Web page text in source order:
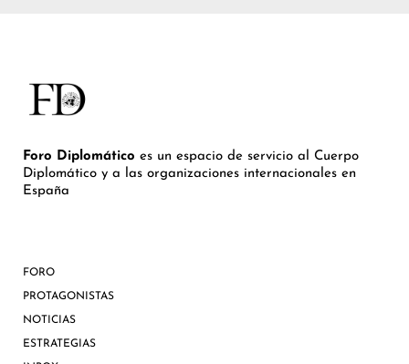
Foro Diplomático es un espacio de servicio al Cuerpo
Diplomático y a las organizaciones internacionales en
España
FORO
PROTAGONISTAS
NOTICIAS
ESTRATEGIAS